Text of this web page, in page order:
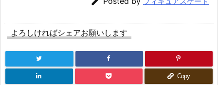
よろしければシェアお願いします
Copy